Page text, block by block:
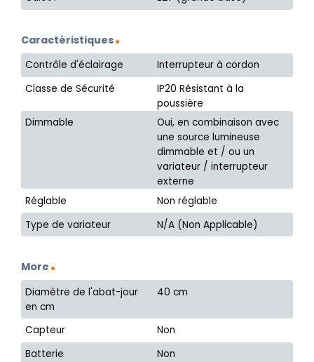
Caractéristiques
Contrôle d'éclairage
Interrupteur à cordon
Classe de Sécurité
IP20 Résistant à la
poussière
Dimmable
Oui, en combinaison avec
une source lumineuse
dimmable et / ou un
variateur / interrupteur
externe
Réglable
Non réglable
Type de variateur
N/A (Non Applicable)
More
Diamètre de l'abat-jour
en cm
40 cm
Capteur
Non
Batterie
Non